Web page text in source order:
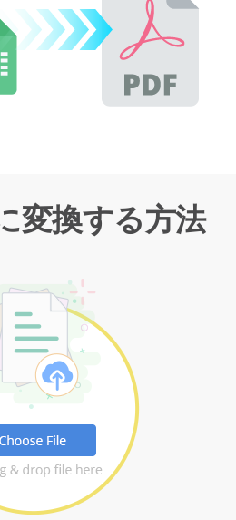
変換する方法